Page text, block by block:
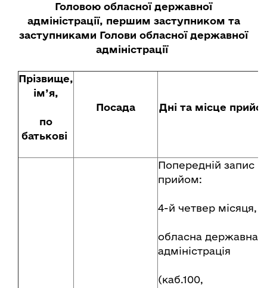
Головою обласної державної
адміністрації, першим заступником та
заступниками Голови обласної державної
адміністрації
Прізвище,
ім’я,
по
батькові
Посада Дні та місце
Попередній запис
прийом:
4-й четвер місяця,
обласна державна
адміністрація
(каб.100,